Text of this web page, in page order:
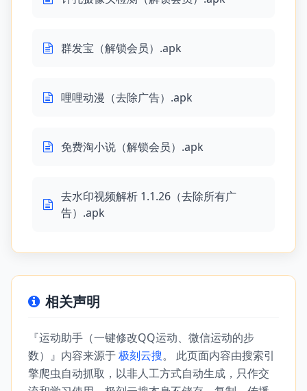
群发宝（解锁会员）.apk
哩哩动漫（去除广告）.apk
免费淘小说（解锁会员）.apk
去水印视频解析 1.1.26（去除所有广
告）.apk
相关声明
『运动助手（一键修改QQ运动、微信运动的步
数）』内容来源于极刻云搜。 此页面内容由搜索引
擎爬虫自动抓取，以非人工方式自动生成，只作交